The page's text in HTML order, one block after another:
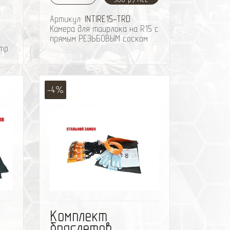
коррозии, изготовлены из
латунного сплава;
• легко разбираются для
очистки от песка и грязи;
• в комплект поставки
чехол для хранения.
Артикул: INTIRE15-TRD
Камера для таирлока на R15 с
прямым РЕЗЬБОВЫМ соском
-4%
Комплект